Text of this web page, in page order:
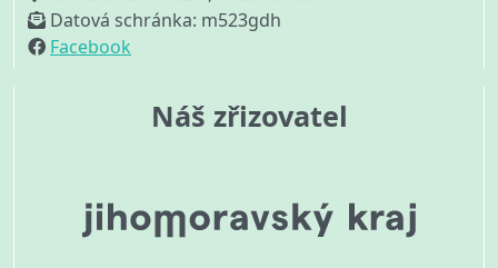
Datová schránka: m523gdh
Facebook
Náš zřizovatel